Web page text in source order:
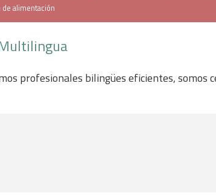
de alimentación
profesionales bilingües eficientes, somos